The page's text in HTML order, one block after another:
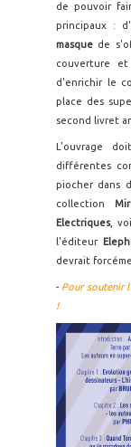
de pouvoir
principaux :
masque de
couverture
d'enrichir le
place des
second livret
L'ouvrage
différentes
piocher dans
collection
Electriques,
l'éditeur
devrait
- Pour soutenir
!